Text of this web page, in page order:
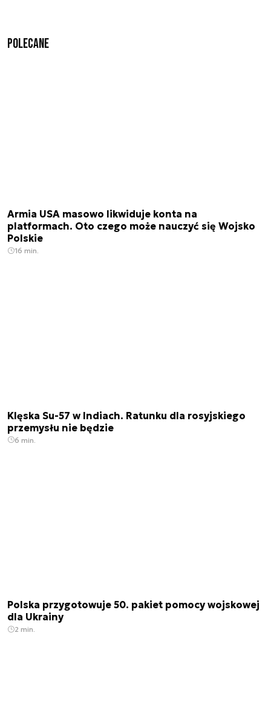
Polecane
Armia USA masowo likwiduje konta na
platformach. Oto czego może nauczyć się Wojsko
Polskie
16 min.
Klęska Su-57 w Indiach. Ratunku dla rosyjskiego
przemysłu nie będzie
6 min.
Polska przygotowuje 50. pakiet pomocy wojskowej
dla Ukrainy
2 min.